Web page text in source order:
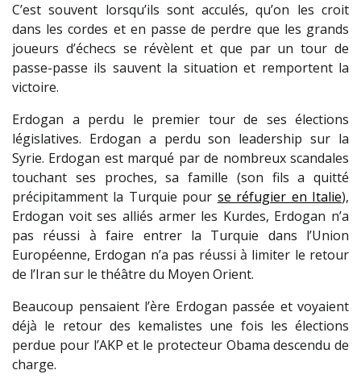
C’est souvent lorsqu’ils sont acculés, qu’on les croit
dans les cordes et en passe de perdre que les grands
joueurs d’échecs se révèlent et que par un tour de
passe-passe ils sauvent la situation et remportent la
victoire.
Erdogan a perdu le premier tour de ses élections
législatives. Erdogan a perdu son leadership sur la
Syrie. Erdogan est marqué par de nombreux scandales
touchant ses proches, sa famille (son fils a quitté
précipitamment la Turquie pour se réfugier en Italie),
Erdogan voit ses alliés armer les Kurdes, Erdogan n’a
pas réussi à faire entrer la Turquie dans l’Union
Européenne, Erdogan n’a pas réussi à limiter le retour
de l’Iran sur le théâtre du Moyen Orient.
Beaucoup pensaient l’ère Erdogan passée et voyaient
déjà le retour des kemalistes une fois les élections
perdue pour l’AKP et le protecteur Obama descendu de
charge.